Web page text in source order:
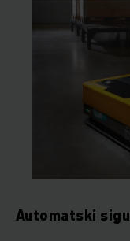
Automatski